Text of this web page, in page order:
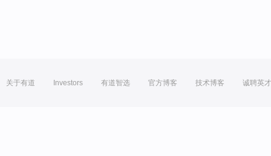
关于有道 Investors 有道智选 官方博客 技术博客 诚聘英才